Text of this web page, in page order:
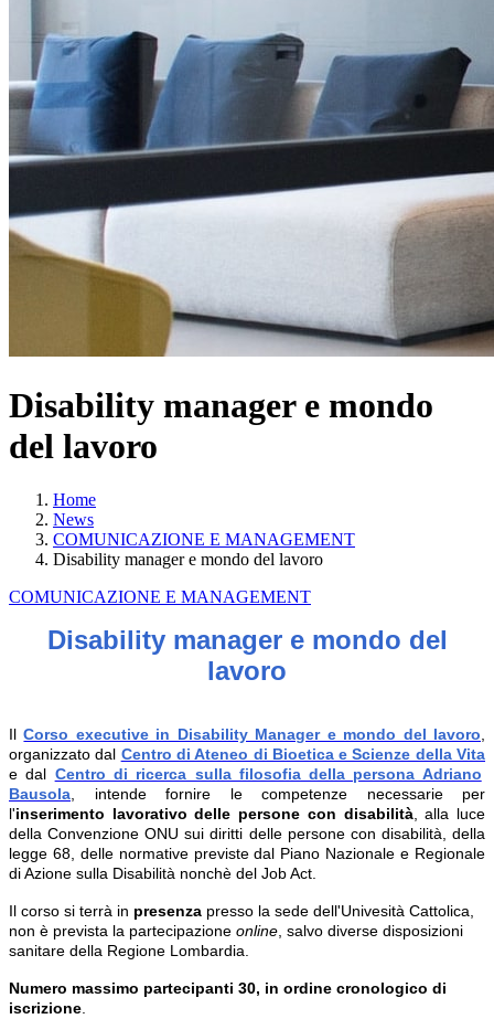
Disability manager e mondo
del lavoro
Home
News
COMUNICAZIONE E MANAGEMENT
Disability manager e mondo del lavoro
COMUNICAZIONE E MANAGEMENT
Disability manager e mondo del
lavoro
IlCorso executive in Disability Manager e mondo del lavoro,
organizzato dal Centro di Ateneo di Bioetica e Scienze della Vita
e dal Centro di ricerca sulla filosofia della persona Adriano
Bausola, intende fornire le competenze necessarie per
l'inserimento lavorativo delle persone con disabilità, alla luce
della Convenzione ONU sui diritti delle persone con disabilità, della
legge 68, delle normative previste dal Piano Nazionale e Regionale
di Azione sulla Disabilità nonchè del Job Act.
Il corso si terrà in presenza presso la sede dell'Univesità Cattolica,
non è prevista la partecipazione online, salvo diverse disposizioni
sanitare della Regione Lombardia.
Numero massimo partecipanti 30, in ordine cronologico di
iscrizione.